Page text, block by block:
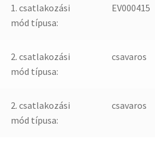
1. csatlakozási
mód típusa:
EV000415
2. csatlakozási
mód típusa:
csavaros
2. csatlakozási
mód típusa:
csavaros